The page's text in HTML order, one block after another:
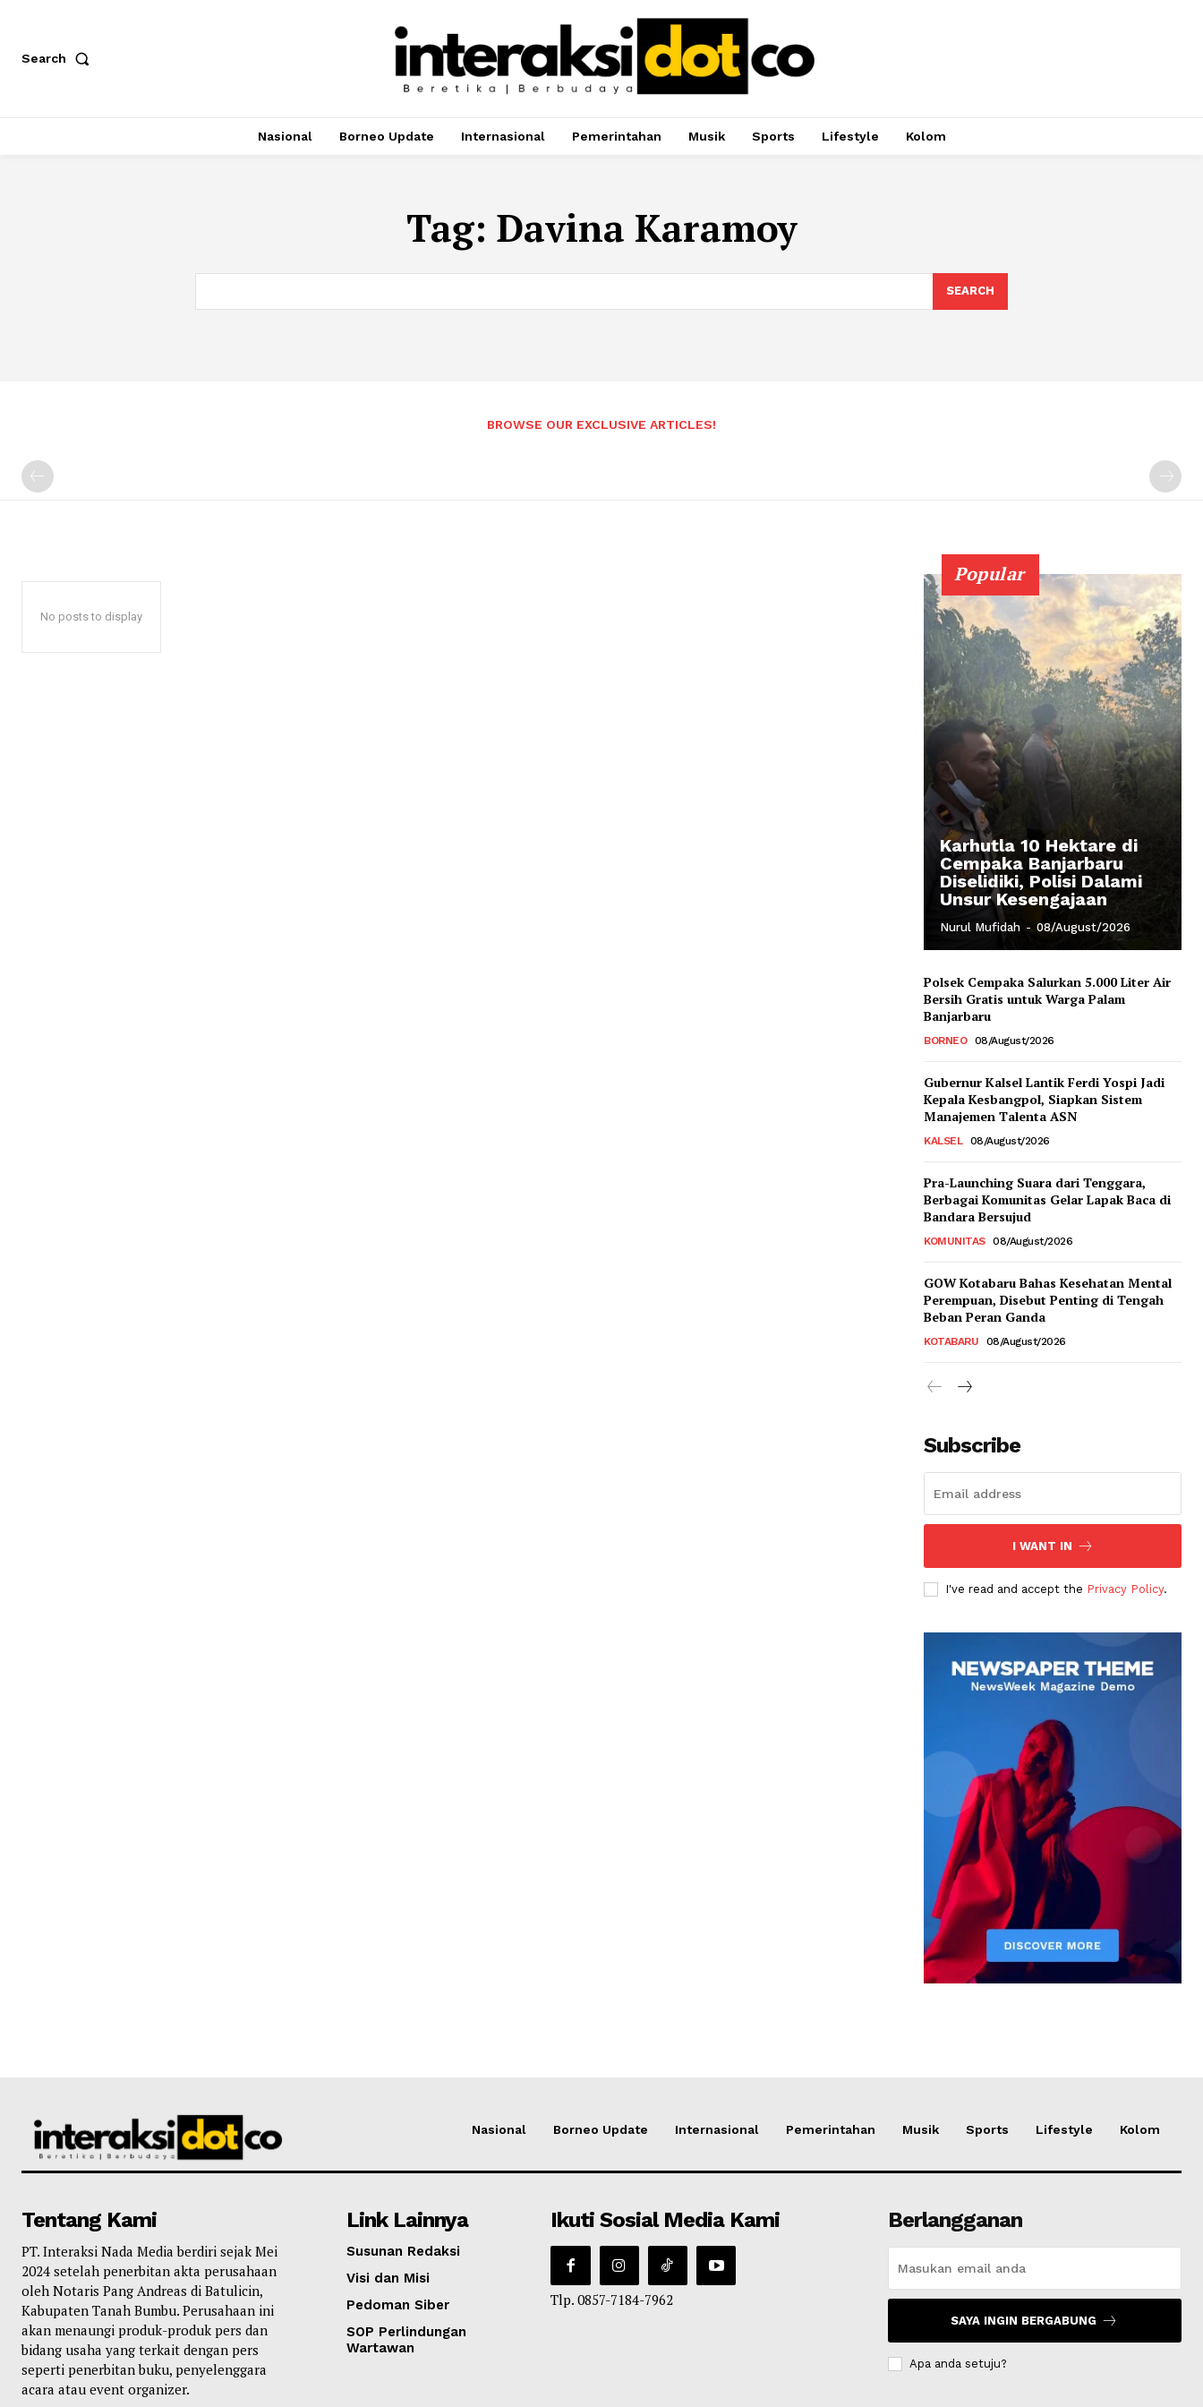
Search
Nasional Borneo Update Internasional Pemerintahan Musik Sports Lifestyle Kolom
Tag: Davina Karamoy
SEARCH
BROWSE OUR EXCLUSIVE ARTICLES!
No posts to display
Popular
Karhutla 10 Hektare di
Cempaka Banjarbaru
Diselidiki, Polisi Dalami
Unsur Kesengajaan
Nurul Mufidah - 08/August/2026
Polsek Cempaka Salurkan 5.000 Liter Air
Bersih Gratis untuk Warga Palam
Banjarbaru
BORNEO 08/August/2026
Gubernur Kalsel Lantik Ferdi Yospi Jadi
Kepala Kesbangpol, Siapkan Sistem
Manajemen Talenta ASN
KALSEL 08/August/2026
Pra-Launching Suara dari Tenggara,
Berbagai Komunitas Gelar Lapak Baca di
Bandara Bersujud
KOMUNITAS 08/August/2026
GOW Kotabaru Bahas Kesehatan Mental
Perempuan, Disebut Penting di Tengah
Beban Peran Ganda
KOTABARU 08/August/2026
Subscribe
I WANT IN
I've read and accept the Privacy Policy.
Nasional Borneo Update Internasional Pemerintahan Musik Sports Lifestyle Kolom
Tentang Kami
PT. Interaksi Nada Media berdiri sejak Mei
2024 setelah penerbitan akta perusahaan
oleh Notaris Pang Andreas di Batulicin,
Kabupaten Tanah Bumbu. Perusahaan ini
akan menaungi produk-produk pers dan
bidang usaha yang terkait dengan pers
seperti penerbitan buku, penyelenggara
acara atau event organizer.
Link Lainnya
Susunan Redaksi
Visi dan Misi
Pedoman Siber
SOP Perlindungan
Wartawan
Ikuti Sosial Media Kami
Tlp. 0857-7184-7962
Berlangganan
SAYA INGIN BERGABUNG
Apa anda setuju?